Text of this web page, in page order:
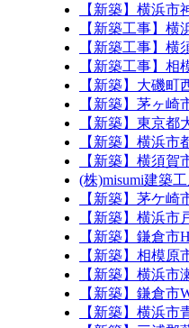
【新築】横浜市
【新築工事】
【新築工事】横
【新築工事】相
【新築】大磯
【新築】茅ヶ崎
【新築】東京都
【新築】横浜市
【新築】横須賀
(株)misumi建築
【新築】茅ケ崎
【新築】横浜市
【新築】鎌倉市
【新築】相模原
【新築】横浜市
【新築】鎌倉市
【新築】横浜市